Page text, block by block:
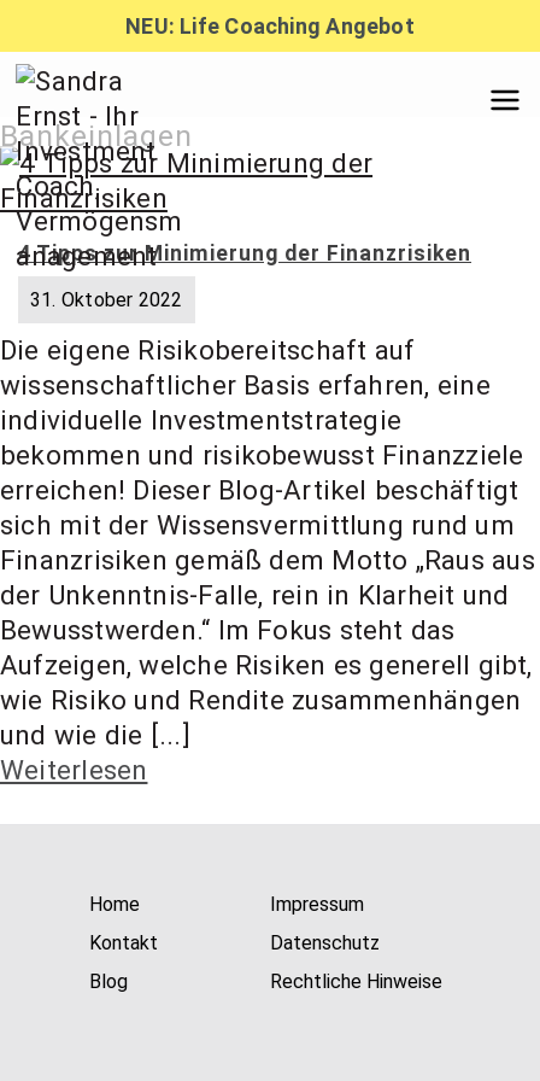
Inhalt
springen
NEU: Life Coaching Angebot
Sandra
Ernst –
Finanzber
atung,
Investmen
t Coach,
Anlageber
Bankeinlagen
4 Tipps zur Minimierung der Finanzrisiken
31. Oktober 2022
Die eigene Risikobereitschaft auf
wissenschaftlicher Basis erfahren, eine
individuelle Investmentstrategie
bekommen und risikobewusst Finanzziele
erreichen! Dieser Blog-Artikel beschäftigt
sich mit der Wissensvermittlung rund um
Finanzrisiken gemäß dem Motto „Raus aus
der Unkenntnis-Falle, rein in Klarheit und
Bewusstwerden.“ Im Fokus steht das
Aufzeigen, welche Risiken es generell gibt,
wie Risiko und Rendite zusammenhängen
und wie die [...]
Weiterlesen
Home
Kontakt
Blog
Impressum
Datenschutz
Rechtliche Hinweise